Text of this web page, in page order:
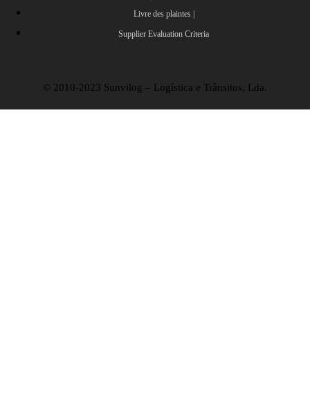
Livre des plaintes |
Supplier Evaluation Criteria
© 2010-2023 Sunvilog – Logística e Trânsitos, Lda.